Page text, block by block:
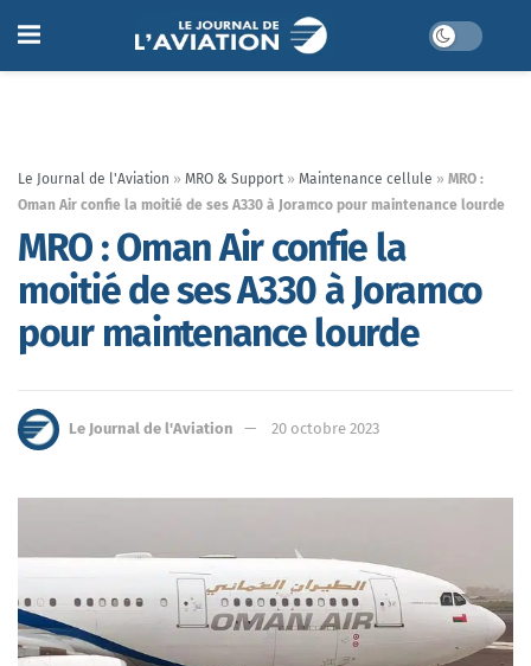
Le Journal de l'Aviation » MRO & Support » Maintenance cellule » MRO :
Oman Air confie la moitié de ses A330 à Joramco pour maintenance lourde
MRO : Oman Air confie la
moitié de ses A330 à Joramco
pour maintenance lourde
Le Journal de l'Aviation 20 octobre 2023